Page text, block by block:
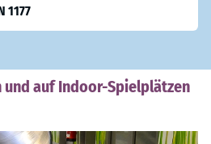
1177
auf Indoor-Spielplätzen